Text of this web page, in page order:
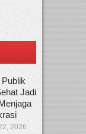
Jadi
2026